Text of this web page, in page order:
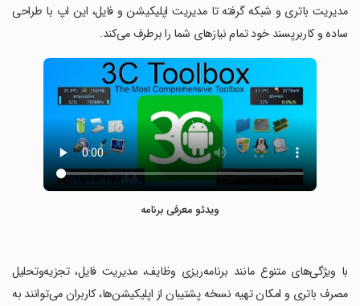
مدیریت باتری و شبکه گرفته تا مدیریت اپلیکیشن و فایل، این اپ با طراحی
ساده و کاربرپسند خود تمام نیازهای شما را برطرف می‌کند.
ویدئو معرفی برنامه
‏با ویژگی‌های متنوع مانند برنامه‌ریزی وظایف، مدیریت فایل، تجزیه‌و‌تحلیل
مصرف باتری و امکان تهیه نسخه پشتیبان از اپلیکیشن‌ها، کاربران می‌توانند به